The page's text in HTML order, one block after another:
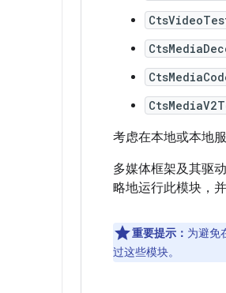
考虑在本地或本地
多媒体框架及其驱
略地运行此模块，
重要提示： 为避免
过这些模块。